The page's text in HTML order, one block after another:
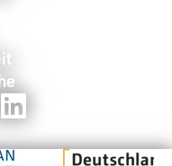
Instagram